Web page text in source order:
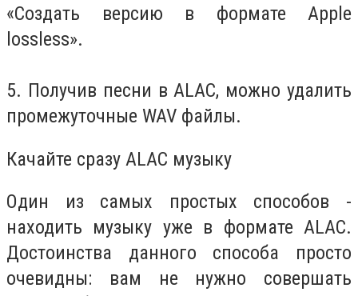
«Создать версию в формате Apple
lossless».
5. Получив песни в ALAC, можно удалить
промежуточные WAV файлы.
Качайте сразу ALAC музыку
Один из самых простых способов -
находить музыку уже в формате ALAC.
Достоинства данного способа просто
очевидны: вам не нужно совершать